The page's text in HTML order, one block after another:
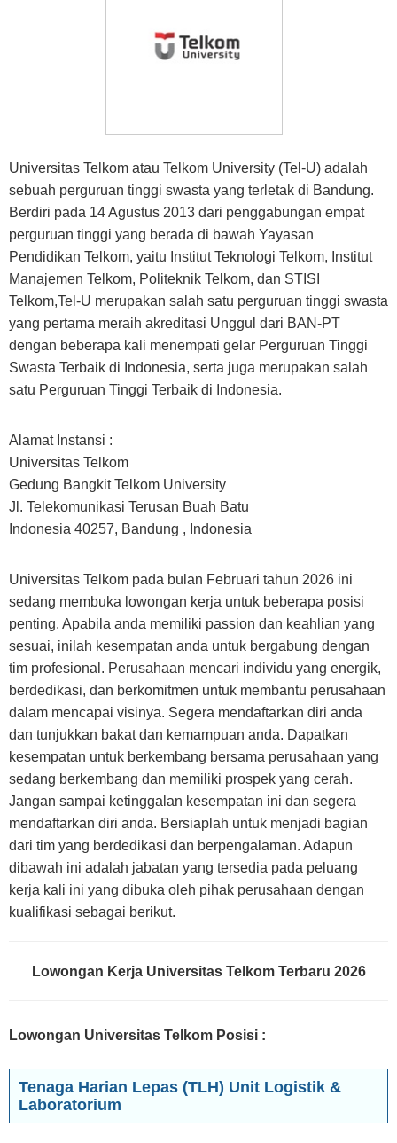
Universitas Telkom atau Telkom University (Tel-U) adalah
sebuah perguruan tinggi swasta yang terletak di Bandung.
Berdiri pada 14 Agustus 2013 dari penggabungan empat
perguruan tinggi yang berada di bawah Yayasan
Pendidikan Telkom, yaitu Institut Teknologi Telkom, Institut
Manajemen Telkom, Politeknik Telkom, dan STISI
Telkom,Tel-U merupakan salah satu perguruan tinggi swasta
yang pertama meraih akreditasi Unggul dari BAN-PT
dengan beberapa kali menempati gelar Perguruan Tinggi
Swasta Terbaik di Indonesia, serta juga merupakan salah
satu Perguruan Tinggi Terbaik di Indonesia.
Alamat Instansi :
Universitas Telkom
Gedung Bangkit Telkom University
Jl. Telekomunikasi Terusan Buah Batu
Indonesia 40257, Bandung , Indonesia
Universitas Telkom pada bulan Februari tahun 2026 ini
sedang membuka lowongan kerja untuk beberapa posisi
penting. Apabila anda memiliki passion dan keahlian yang
sesuai, inilah kesempatan anda untuk bergabung dengan
tim profesional. Perusahaan mencari individu yang energik,
berdedikasi, dan berkomitmen untuk membantu perusahaan
dalam mencapai visinya. Segera mendaftarkan diri anda
dan tunjukkan bakat dan kemampuan anda. Dapatkan
kesempatan untuk berkembang bersama perusahaan yang
sedang berkembang dan memiliki prospek yang cerah.
Jangan sampai ketinggalan kesempatan ini dan segera
mendaftarkan diri anda. Bersiaplah untuk menjadi bagian
dari tim yang berdedikasi dan berpengalaman. Adapun
dibawah ini adalah jabatan yang tersedia pada peluang
kerja kali ini yang dibuka oleh pihak perusahaan dengan
kualifikasi sebagai berikut.
Lowongan Kerja Universitas Telkom Terbaru 2026
Lowongan Universitas Telkom Posisi :
Tenaga Harian Lepas (TLH) Unit Logistik &
Laboratorium